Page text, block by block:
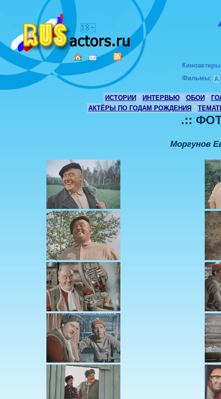
Киноактеры
Фильмы: А
ИСТОРИИ * ИНТЕРВЬЮ * ОБОИ *
АКТЁРЫ ПО ГОДАМ РОЖДЕНИЯ *
.::
Моргунов